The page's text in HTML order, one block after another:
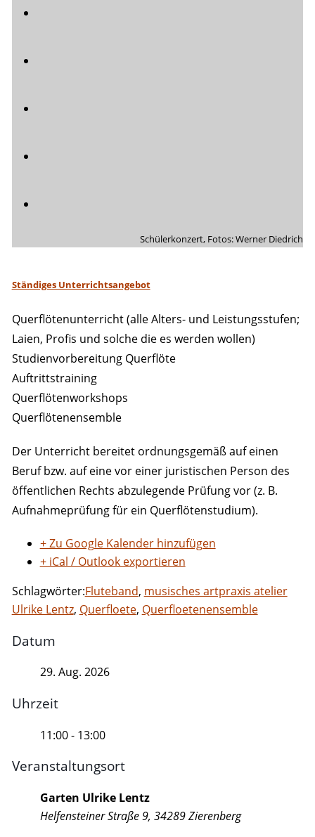
Schülerkonzert, Fotos: Werner Diedrich
Ständiges Unterrichtsangebot
Querflötenunterricht (alle Alters- und Leistungsstufen;
Laien, Profis und solche die es werden wollen)
Studienvorbereitung Querflöte
Auftrittstraining
Querflötenworkshops
Querflötenensemble
Der Unterricht bereitet ordnungsgemäß auf einen
Beruf bzw. auf eine vor einer juristischen Person des
öffentlichen Rechts abzulegende Prüfung vor (z. B.
Aufnahmeprüfung für ein Querflötenstudium).
+ Zu Google Kalender hinzufügen
+ iCal / Outlook exportieren
Schlagwörter:Fluteband, musisches artpraxis atelier
Ulrike Lentz, Querfloete, Querfloetenensemble
Datum
29. Aug. 2026
Uhrzeit
11:00 - 13:00
Veranstaltungsort
Garten Ulrike Lentz
Helfensteiner Straße 9, 34289 Zierenberg